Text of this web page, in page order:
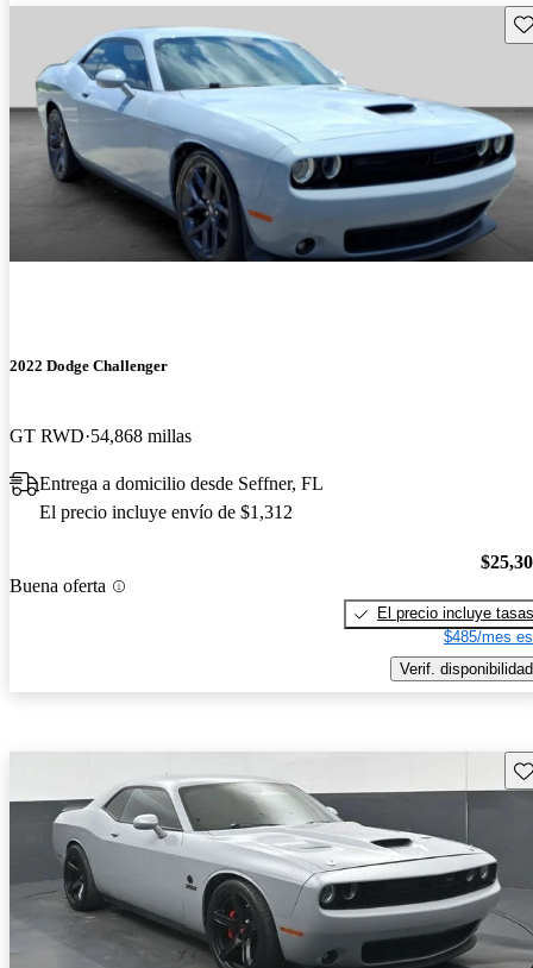
2022 Dodge Challenger
GT RWD 54,868 millas
Entrega a domicilio desde Seffner, FL
El precio incluye envío de $1,312
Buena oferta
El precio incluye tasas
$485/mes
Verif. disponibilidad